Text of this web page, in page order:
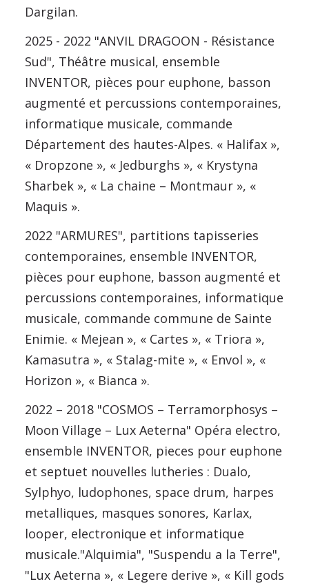
Dargilan.
2025 - 2022 "ANVIL DRAGOON - Résistance
Sud", Théâtre musical, ensemble
INVENTOR, pièces pour euphone, basson
augmenté et percussions contemporaines,
informatique musicale, commande
Département des hautes-Alpes. « Halifax »,
« Dropzone », « Jedburghs », « Krystyna
Sharbek », « La chaine – Montmaur », «
Maquis ».
2022 "ARMURES", partitions tapisseries
contemporaines, ensemble INVENTOR,
pièces pour euphone, basson augmenté et
percussions contemporaines, informatique
musicale, commande commune de Sainte
Enimie. « Mejean », « Cartes », « Triora »,
Kamasutra », « Stalag-mite », « Envol », «
Horizon », « Bianca ».
2022 – 2018 "COSMOS – Terramorphosys –
Moon Village – Lux Aeterna" Opéra electro,
ensemble INVENTOR, pieces pour euphone
et septuet nouvelles lutheries : Dualo,
Sylphyo, ludophones, space drum, harpes
metalliques, masques sonores, Karlax,
looper, electronique et informatique
musicale."Alquimia", "Suspendu a la Terre",
"Lux Aeterna », « Legere derive », « Kill gods